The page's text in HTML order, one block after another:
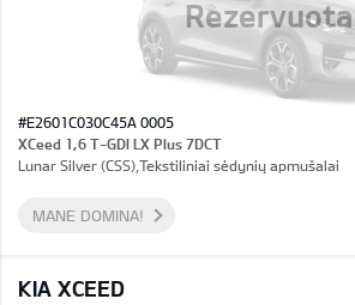
Rezervuota
#E2601C030C45A 0005
XCeed 1,6 T-GDI LX Plus 7DCT
Lunar Silver (CSS),Tekstiliniai sėdynių apmušalai
MANE DOMINA!
KIA XCEED